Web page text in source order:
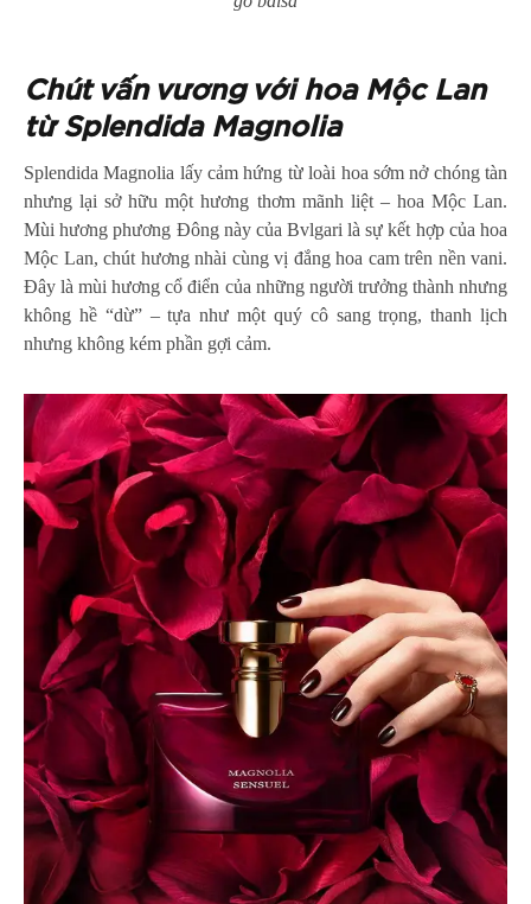
Chút vấn vương với hoa Mộc Lan
từ Splendida Magnolia
Splendida Magnolia lấy cảm hứng từ loài hoa sớm nở chóng tàn
nhưng lại sở hữu một hương thơm mãnh liệt – hoa Mộc Lan.
Mùi hương phương Đông này của Bvlgari là sự kết hợp của hoa
Mộc Lan, chút hương nhài cùng vị đắng hoa cam trên nền vani.
Đây là mùi hương cổ điển của những người trưởng thành nhưng
không hề “dừ” – tựa như một quý cô sang trọng, thanh lịch
nhưng không kém phần gợi cảm.